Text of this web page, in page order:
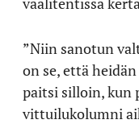
”Niin sanotun
on se, että
paitsi silloin, kun
vittuilukolumni